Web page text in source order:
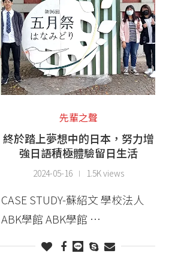
先輩之聲
終於踏上夢想中的日本，努力增
強日語積極體驗留日生活
2024-05-16 1.5K views
CASE STUDY-蘇紹文 學校法人
ABK學館 ABK學館 …